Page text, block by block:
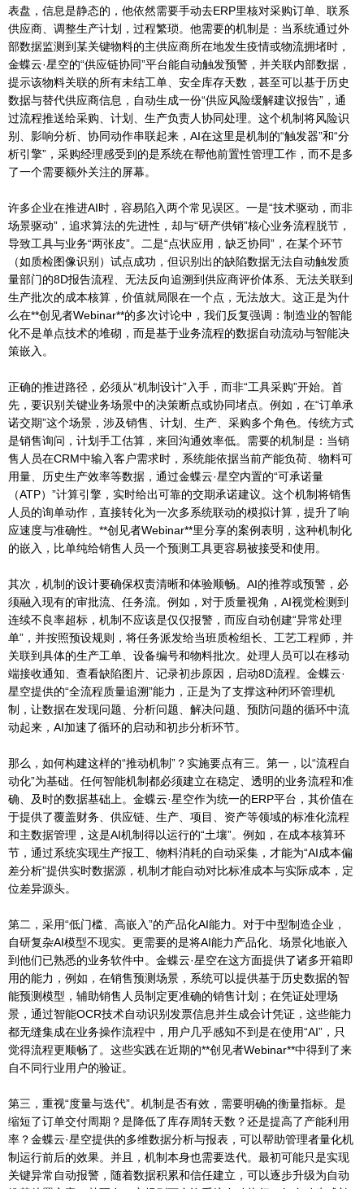
表盘，信息是静态的，他依然需要手动去ERP里核对采购订单、联系
供应商、调整生产计划，过程繁琐。他需要的机制是：当系统通过外
部数据监测到某关键物料的主供应商所在地发生疫情或物流拥堵时，
金蝶云·星空的“供应链协同”平台能自动触发预警，并关联内部数据，
提示该物料关联的所有未结工单、安全库存天数，甚至可以基于历史
数据与替代供应商信息，自动生成一份“供应风险缓解建议报告”，通
过流程推送给采购、计划、生产负责人协同处理。这个机制将风险识
别、影响分析、协同动作串联起来，AI在这里是机制的“触发器”和“分
析引擎”，采购经理感受到的是系统在帮他前置性管理工作，而不是多
了一个需要额外关注的屏幕。
许多企业在推进AI时，容易陷入两个常见误区。一是“技术驱动，而非
场景驱动”，追求算法的先进性，却与“研产供销”核心业务流程脱节，
导致工具与业务“两张皮”。二是“点状应用，缺乏协同”，在某个环节
（如质检图像识别）试点成功，但识别出的缺陷数据无法自动触发质
量部门的8D报告流程、无法反向追溯到供应商评价体系、无法关联到
生产批次的成本核算，价值就局限在一个点，无法放大。这正是为什
么在**创见者Webinar**的多次讨论中，我们反复强调：制造业的智能
化不是单点技术的堆砌，而是基于业务流程的数据自动流动与智能决
策嵌入。
正确的推进路径，必须从“机制设计”入手，而非“工具采购”开始。首
先，要识别关键业务场景中的决策断点或协同堵点。例如，在“订单承
诺交期”这个场景，涉及销售、计划、生产、采购多个角色。传统方式
是销售询问，计划手工估算，来回沟通效率低。需要的机制是：当销
售人员在CRM中输入客户需求时，系统能依据当前产能负荷、物料可
用量、历史生产效率等数据，通过金蝶云·星空内置的“可承诺量
（ATP）”计算引擎，实时给出可靠的交期承诺建议。这个机制将销售
人员的询单动作，直接转化为一次多系统联动的模拟计算，提升了响
应速度与准确性。**创见者Webinar**里分享的案例表明，这种机制化
的嵌入，比单纯给销售人员一个预测工具更容易被接受和使用。
其次，机制的设计要确保权责清晰和体验顺畅。AI的推荐或预警，必
须融入现有的审批流、任务流。例如，对于质量视角，AI视觉检测到
连续不良率超标，机制不应该是仅仅报警，而应自动创建“异常处理
单”，并按照预设规则，将任务派发给当班质检组长、工艺工程师，并
关联到具体的生产工单、设备编号和物料批次。处理人员可以在移动
端接收通知、查看缺陷图片、记录初步原因，启动8D流程。金蝶云·
星空提供的“全流程质量追溯”能力，正是为了支撑这种闭环管理机
制，让数据在发现问题、分析问题、解决问题、预防问题的循环中流
动起来，AI加速了循环的启动和初步分析环节。
那么，如何构建这样的“推动机制”？实施要点有三。第一，以“流程自
动化”为基础。任何智能机制都必须建立在稳定、透明的业务流程和准
确、及时的数据基础上。金蝶云·星空作为统一的ERP平台，其价值在
于提供了覆盖财务、供应链、生产、项目、资产等领域的标准化流程
和主数据管理，这是AI机制得以运行的“土壤”。例如，在成本核算环
节，通过系统实现生产报工、物料消耗的自动采集，才能为“AI成本偏
差分析”提供实时数据源，机制才能自动对比标准成本与实际成本，定
位差异源头。
第二，采用“低门槛、高嵌入”的产品化AI能力。对于中型制造企业，
自研复杂AI模型不现实。更需要的是将AI能力产品化、场景化地嵌入
到他们已熟悉的业务软件中。金蝶云·星空在这方面提供了诸多开箱即
用的能力，例如，在销售预测场景，系统可以提供基于历史数据的智
能预测模型，辅助销售人员制定更准确的销售计划；在凭证处理场
景，通过智能OCR技术自动识别发票信息并生成会计凭证，这些能力
都无缝集成在业务操作流程中，用户几乎感知不到是在使用“AI”，只
觉得流程更顺畅了。这些实践在近期的**创见者Webinar**中得到了来
自不同行业用户的验证。
第三，重视“度量与迭代”。机制是否有效，需要明确的衡量指标。是
缩短了订单交付周期？是降低了库存周转天数？还是提高了产能利用
率？金蝶云·星空提供的多维数据分析与报表，可以帮助管理者量化机
制运行前后的效果。并且，机制本身也需要迭代。最初可能只是实现
关键异常自动报警，随着数据积累和信任建立，可以逐步升级为自动